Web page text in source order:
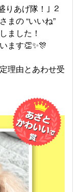
りあげ隊！｣ ２
まの “いいね”
ました！
ます👏✨🎊
理由とあわせ受